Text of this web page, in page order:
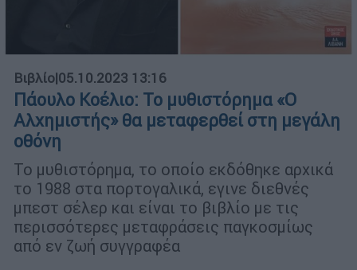
Βιβλίο|05.10.2023 13:16
Πάουλο Κοέλιο: Το μυθιστόρημα «O
Αλχημιστής» θα μεταφερθεί στη μεγάλη
οθόνη
Το μυθιστόρημα, το οποίο εκδόθηκε αρχικά
το 1988 στα πορτογαλικά, εγινε διεθνές
μπεστ σέλερ και είναι το βιβλίο με τις
περισσότερες μεταφράσεις παγκοσμίως
από εν ζωή συγγραφέα